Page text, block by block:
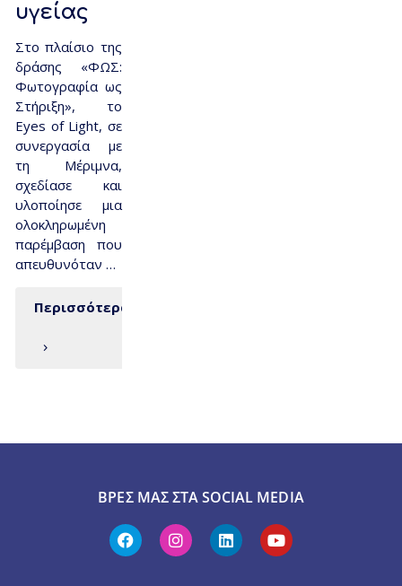
υγείας
Στο πλαίσιο της
δράσης «ΦΩΣ:
Φωτογραφία ως
Στήριξη», το
Eyes of Light, σε
συνεργασία με
τη Μέριμνα,
σχεδίασε και
υλοποίησε μια
ολοκληρωμένη
παρέμβαση που
απευθυνόταν …
Περισσότερα
ΒΡΕΣ ΜΑΣ ΣΤΑ SOCIAL MEDIA